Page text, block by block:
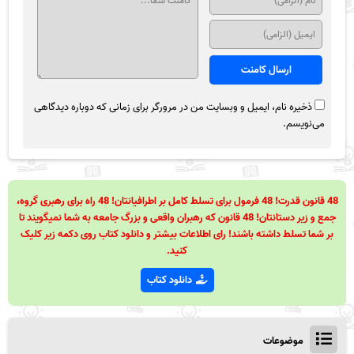
ذخیره نام، ایمیل و وبسایت من در مرورگر برای زمانی که دوباره دیدگاهی
می‌نویسم.
48 قانون قدرت! 48 فرمول برای تسلط کامل بر اطرافیانتان! 48 راه برای رهبری گروه،
جمع و زیر دستانتان! 48 قانون که رهبران واقعی و بزرگ جامعه به شما نمیگویند تا
بر شما تسلط داشته باشند! رای اطلاعات بیشتر و دانلود کتاب روی دکمه زیر کلیک
کنید.
دانلود کتاب
موضوعات